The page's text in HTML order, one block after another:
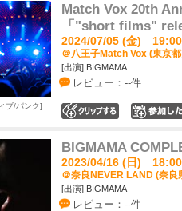
Match Vox 20th
「"short films"
2024/07/05 (金) 19:00
＠八王子Match Vox (東京
[出演] BIGMAMA
レビュー：--件
ブ/パンク
BIGMAMA
2023/04/16 (日) 18:00
＠奈良NEVER LAND (奈良
[出演] BIGMAMA
レビュー：--件